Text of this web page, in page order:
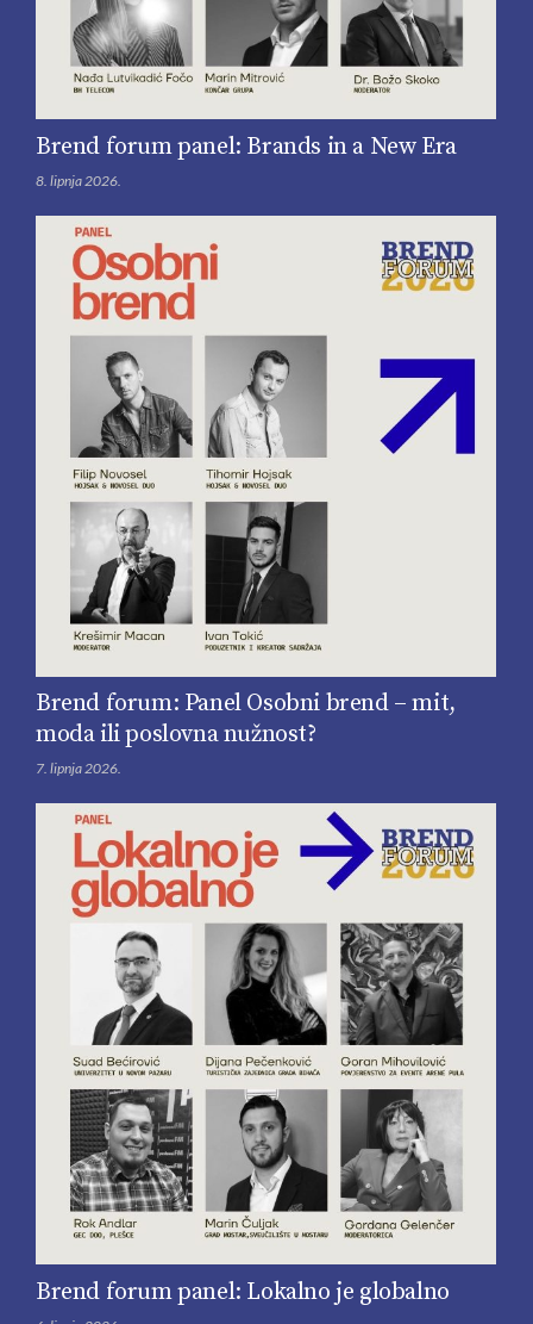
Brend forum panel: Brands in a New Era
8. lipnja 2026.
Brend forum: Panel Osobni brend – mit,
moda ili poslovna nužnost?
7. lipnja 2026.
Brend forum panel: Lokalno je globalno